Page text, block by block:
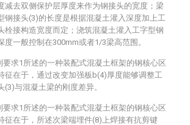
减去双侧保护层厚度来作为钢接头的宽度；梁
钢接头(3)的长度是根据混凝土灌入深度加上工
栓接构造宽度而定；浇筑混凝土灌入工字型钢
度一般控制在300mm或者1/3梁高范围。
要求1所述的一种装配式混凝土框架的钢核心区
征在于，通过改变加强板b(4)厚度能够调整工
(3)与混凝土梁的刚度差异。
要求1所述的一种装配式混凝土框架的钢核心区
征在于，所述次梁端埋件(8)上焊接有抗剪键